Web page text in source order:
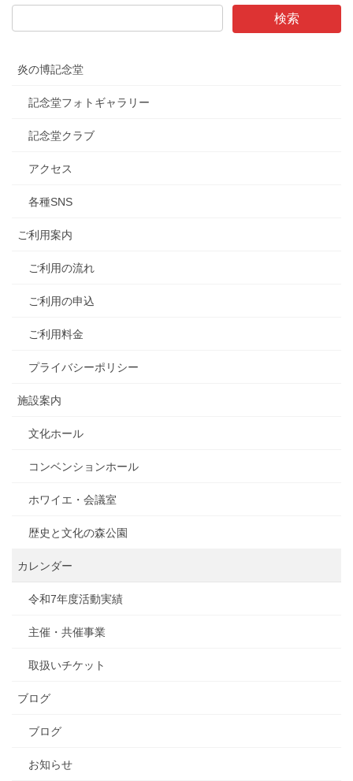
炎の博記念堂
記念堂フォトギャラリー
記念堂クラブ
アクセス
各種SNS
ご利用案内
ご利用の流れ
ご利用の申込
ご利用料金
プライバシーポリシー
施設案内
文化ホール
コンベンションホール
ホワイエ・会議室
歴史と文化の森公園
カレンダー
令和7年度活動実績
主催・共催事業
取扱いチケット
ブログ
ブログ
お知らせ